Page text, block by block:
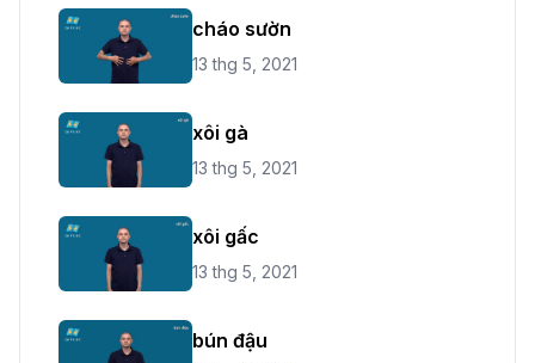
cháo sườn
13 thg 5, 2021
xôi gà
13 thg 5, 2021
xôi gấc
13 thg 5, 2021
bún đậu